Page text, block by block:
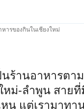
ารของกินในเชียงใหม่
ร้านอาหารต
หม่-ลำพูน สาย
น แต่เรามาท